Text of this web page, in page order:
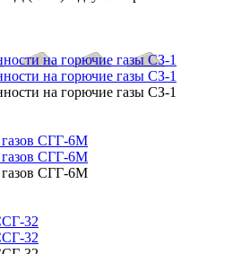
на горючие газы СЗ-1
на горючие газы СЗ-1
на горючие газы СЗ-1
газов СГГ-6М
газов СГГ-6М
газов СГГ-6М
32
32